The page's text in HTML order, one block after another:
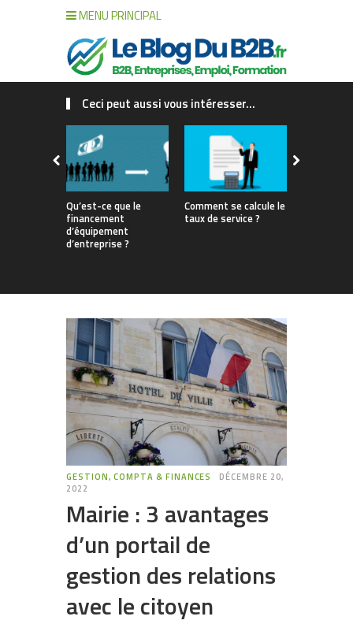
MENU PRINCIPAL
Ceci peut aussi vous intéresser...
Qu’est-ce que le
financement
d’équipement
d’entreprise ?
Comment se calcule le
taux de service ?
GESTION, COMPTA & FINANCES
DÉCEMBRE 20,
2022
Mairie : 3 avantages
d’un portail de
gestion des relations
avec le citoyen